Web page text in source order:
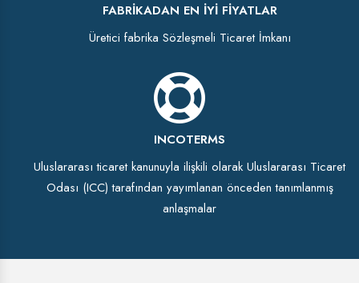
FABRIKADAN EN İYI FIYATLAR
Üretici fabrika Sözleşmeli Ticaret İmkanı
INCOTERMS
Uluslararası ticaret kanunuyla ilişkili olarak Uluslararası Ticaret
Odası (ICC) tarafından yayımlanan önceden tanımlanmış
anlaşmalar